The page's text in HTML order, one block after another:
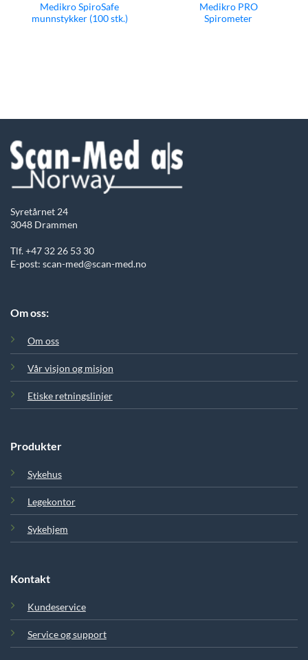
Medikro SpiroSafe
munnstykker (100 stk.)
Medikro PRO
Spirometer
Syretårnet 24
3048 Drammen
Tlf. +47 32 26 53 30
E-post: scan-med@scan-med.no
Om oss:
Om oss
Vår visjon og misjon
Etiske retningslinjer
Produkter
Sykehus
Legekontor
Sykehjem
Kontakt
Kundeservice
Service og support